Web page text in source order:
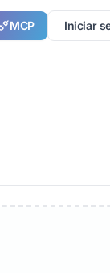
MCP Iniciar